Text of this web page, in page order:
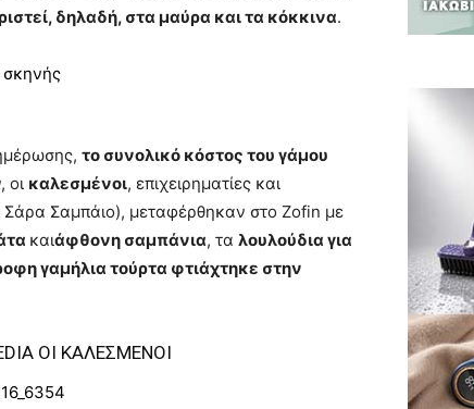
δηλαδή, στα μαύρα και τα κόκκινα.
το συνολικό κόστος του γάμου
οι καλεσμένοι, επιχειρηματίες και
Σαμπάιο), μεταφέρθηκαν στο Zofin με
καιάφθονη σαμπάνια, τα λουλούδια για
γαμήλια τούρτα φτιάχτηκε στην
ΟΙ ΚΑΛΕΣΜΕΝΟΙ